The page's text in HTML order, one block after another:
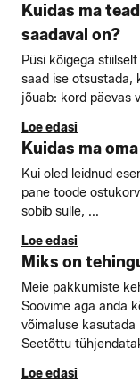
Kuidas ma
saadaval on?
Püsi kõigega
saad ise otsustada,
jõuab: kord päevas
Loe edasi
Kuidas ma
Kui oled leidnud
pane toode
sobib sulle, ...
Loe edasi
Miks on
Meie pakkumiste
Soovime aga anda
võimaluse
Seetõttu
Loe edasi